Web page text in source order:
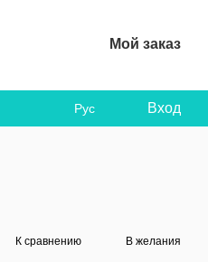
Мой заказ
Рус Вход
К сравнению В желания